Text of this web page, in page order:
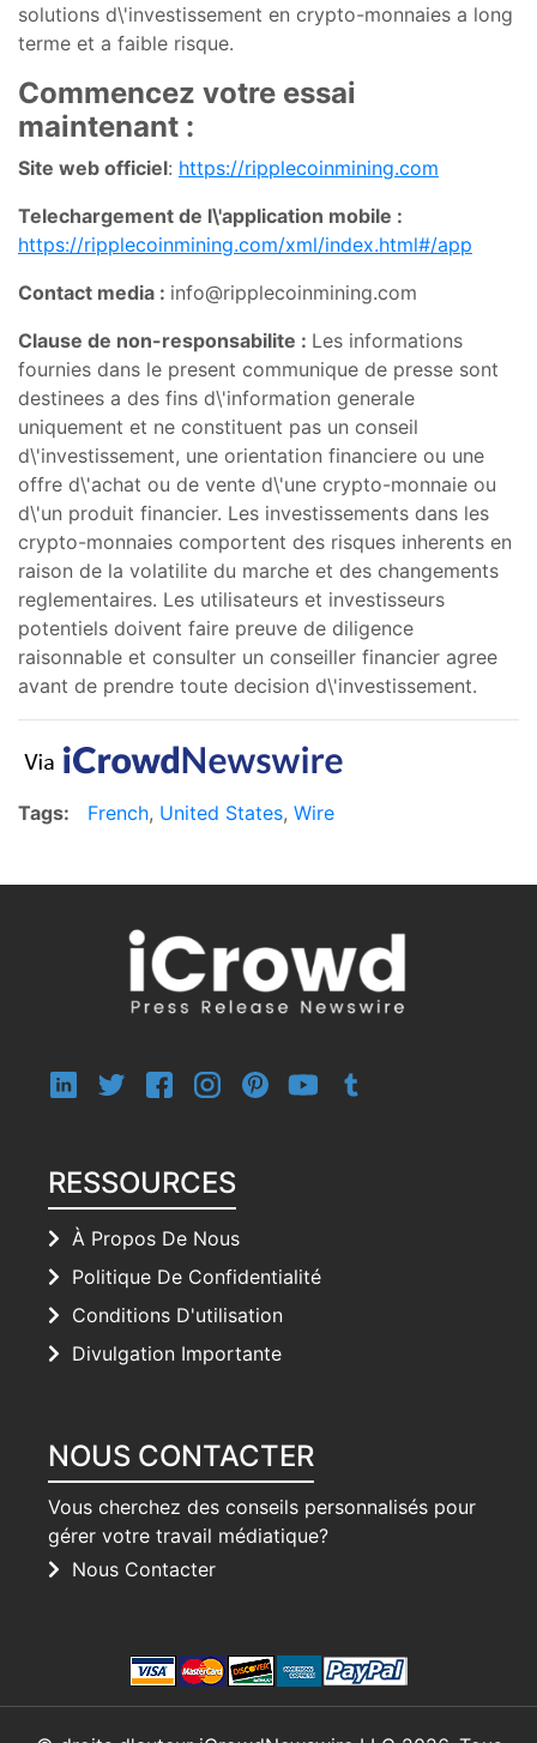
solutions d\'investissement en crypto-monnaies a long
terme et a faible risque.
Commencez votre essai
maintenant :
Site web officiel: https://ripplecoinmining.com
Telechargement de l\'application mobile :
https://ripplecoinmining.com/xml/index.html#/app
Contact media : info@ripplecoinmining.com
Clause de non-responsabilite : Les informations
fournies dans le present communique de presse sont
destinees a des fins d\'information generale
uniquement et ne constituent pas un conseil
d\'investissement, une orientation financiere ou une
offre d\'achat ou de vente d\'une crypto-monnaie ou
d\'un produit financier. Les investissements dans les
crypto-monnaies comportent des risques inherents en
raison de la volatilite du marche et des changements
reglementaires. Les utilisateurs et investisseurs
potentiels doivent faire preuve de diligence
raisonnable et consulter un conseiller financier agree
avant de prendre toute decision d\'investissement.
Tags: French, United States, Wire
RESSOURCES
À Propos De Nous
Politique De Confidentialité
Conditions D'utilisation
Divulgation Importante
NOUS CONTACTER
Vous cherchez des conseils personnalisés pour
gérer votre travail médiatique?
Nous Contacter